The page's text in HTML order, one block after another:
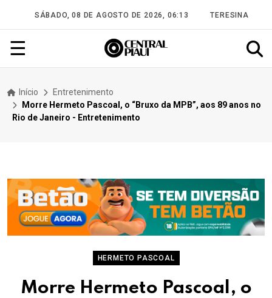
SÁBADO, 08 DE AGOSTO DE 2026, 06:13 TERESINA
☰
Início
Entretenimento
Morre Hermeto Pascoal, o “Bruxo da MPB”, aos 89 anos no
Rio de Janeiro - Entretenimento
HERMETO PASCOAL
Morre Hermeto Pascoal, o